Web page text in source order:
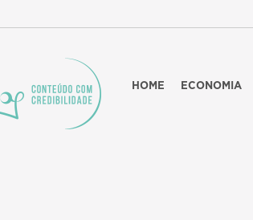
HOME ECONOMIA